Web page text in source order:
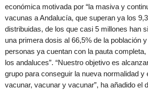
económica motivada por “la masiva y
vacunas a Andalucía, que superan ya los
distribuidas, de los que casi 5 millones han
una primera dosis al 66,5% de la población
personas ya cuentan con la pauta
los andaluces”. “Nuestro objetivo es
grupo para conseguir la nueva normalidad y
vacunar, vacunar y vacunar”, ha añadido el